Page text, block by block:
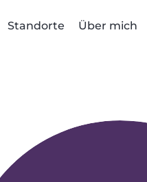
Standorte Über mich